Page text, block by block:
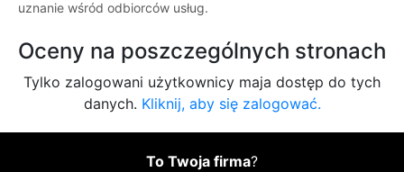
uznanie wśród odbiorców usług.
Oceny na poszczególnych stronach
Tylko zalogowani użytkownicy maja dostęp do tych
danych. Kliknij, aby się zalogować.
To Twoja firma?